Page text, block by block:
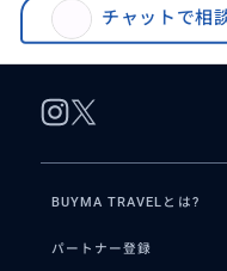
チャットで相
BUYMA TRAVELとは?
パートナー登録